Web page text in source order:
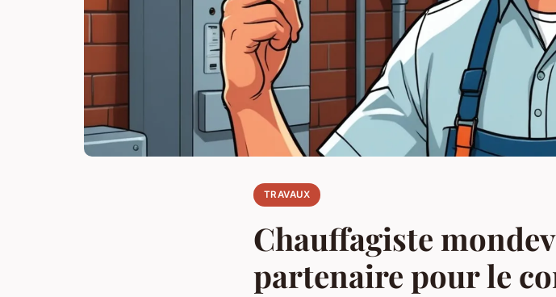
TRAVAUX
Chauffagiste
partenaire pour le